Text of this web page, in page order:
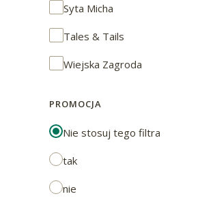
Syta Micha
Tales & Tails
Wiejska Zagroda
PROMOCJA
Nie stosuj tego filtra
tak
nie